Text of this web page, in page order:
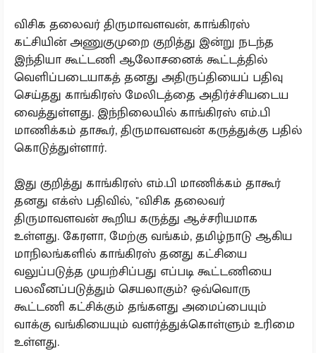
விசிக தலைவர் திருமாவளவன், காங்கிரஸ்
கட்சியின் அணுகுமுறை குறித்து இன்று நடந்த
இந்தியா கூட்டணி ஆலோசனைக் கூட்டத்தில்
வெளிப்படையாகத் தனது அதிருப்தியைப் பதிவு
செய்தது காங்கிரஸ் மேலிடத்தை அதிர்ச்சியடைய
வைத்துள்ளது. இந்நிலையில் காங்கிரஸ் எம்.பி
மாணிக்கம் தாகூர், திருமாவளவன் கருத்துக்கு பதில்
கொடுத்துள்ளார்.
இது குறித்து காங்கிரஸ் எம்.பி மாணிக்கம் தாகூர்
தனது எக்ஸ் பதிவில், "விசிக தலைவர்
திருமாவளவன் கூறிய கருத்து ஆச்சரியமாக
உள்ளது. கேரளா, மேற்கு வங்கம், தமிழ்நாடு ஆகிய
மாநிலங்களில் காங்கிரஸ் தனது கட்சியை
வலுப்படுத்த முயற்சிப்பது எப்படி கூட்டணியை
பலவீனப்படுத்தும் செயலாகும்? ஒவ்வொரு
கூட்டணி கட்சிக்கும் தங்களது அமைப்பையும்
வாக்கு வங்கியையும் வளர்த்துக்கொள்ளும் உரிமை
உள்ளது.